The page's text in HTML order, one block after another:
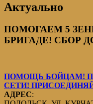
Актуально
ПОМОГАЕМ 5
БРИГАДЕ! СБОР
ПОМОЩЬ БОЙЦАМ!
СЕТИ!
АДРЕС: